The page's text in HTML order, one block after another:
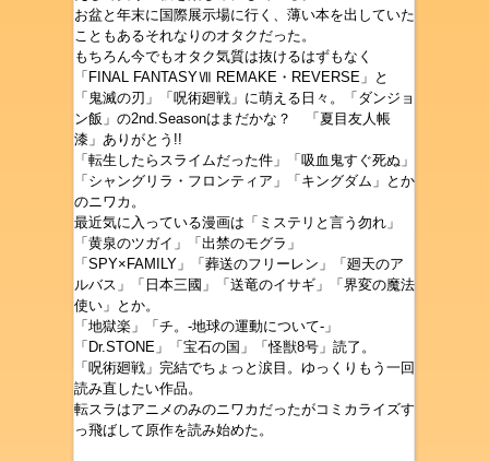
お盆と年末に国際展示場に行く、薄い本を出していた
こともあるそれなりのオタクだった。
もちろん今でもオタク気質は抜けるはずもなく
「FINAL FANTASYⅦ REMAKE・REVERSE」と
「鬼滅の刃」
「呪術廻戦」 に萌える日々。「ダンジョ
ン飯」の2nd.Seasonはまだかな？ 「夏目友人帳
漆」ありがとう!!
「転生したらスライムだった件」「吸血鬼すぐ死ぬ」
「シャングリラ・フロンティア」「キングダム」とか
のニワカ。
最近気に入っている漫画は「ミステリと言う勿れ」
「黄泉のツガイ」「出禁のモグラ」
「SPY×FAMILY」「葬送のフリーレン」「廻天のア
ルバス」「日本三國」「送竜のイサギ」「界変の魔法
使い」 とか。
「地獄楽」「チ。-地球の運動について-」
「Dr.STONE」「宝石の国」
「怪獣8号」 読了。
「呪術廻戦」完結でちょっと涙目。ゆっくりもう一回
読み直したい作品。
転スラはアニメのみのニワカだったがコミカライズす
っ飛ばして原作を読み始めた。